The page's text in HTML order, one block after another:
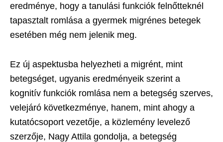
eredménye, hogy a tanulási funkciók felnőtteknél
tapasztalt romlása a gyermek migrénes betegek
esetében még nem jelenik meg.
Ez új aspektusba helyezheti a migrént, mint
betegséget, ugyanis eredményeik szerint a
kognitív funkciók romlása nem a betegség szerves,
velejáró következménye, hanem, mint ahogy a
kutatócsoport vezetője, a közlemény levelező
szerzője, Nagy Attila gondolja, a betegség